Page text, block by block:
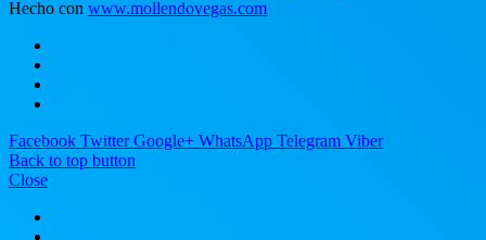
Hecho con www.mollendovegas.com
Facebook Twitter Google+ WhatsApp Telegram Viber
Back to top button
Close